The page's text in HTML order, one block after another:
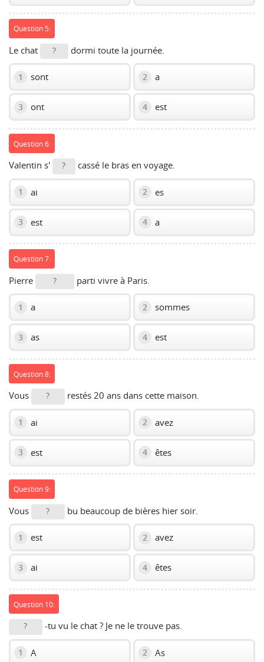
Question 5:
Le chat ? dormi toute la journée.
1 sont 2 a
3 ont 4 est
Question 6:
Valentin s' ? cassé le bras en voyage.
1 ai 2 es
3 est 4 a
Question 7:
Pierre ? parti vivre à Paris.
1 a 2 sommes
3 as 4 est
Question 8:
Vous ? restés 20 ans dans cette maison.
1 ai 2 avez
3 est 4 êtes
Question 9:
Vous ? bu beaucoup de bières hier soir.
1 est 2 avez
3 ai 4 êtes
Question 10:
? -tu vu le chat ? Je ne le trouve pas.
1 A 2 As